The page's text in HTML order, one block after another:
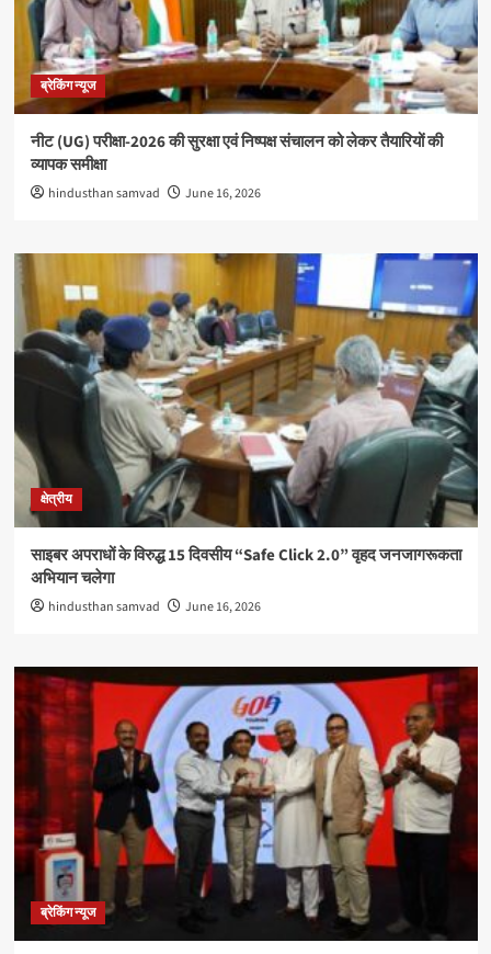
ब्रेकिंग न्यूज
नीट (UG) परीक्षा-2026 की सुरक्षा एवं निष्पक्ष संचालन को लेकर तैयारियों की
व्यापक समीक्षा
hindusthan samvad June 16, 2026
क्षेत्रीय
साइबर अपराधों के विरुद्ध 15 दिवसीय “Safe Click 2.0” वृहद जनजागरूकता
अभियान चलेगा
hindusthan samvad June 16, 2026
ब्रेकिंग न्यूज